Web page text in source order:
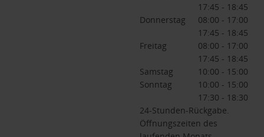
17:45 - 18:45
Donnerstag
08:00 - 17:00
17:45 - 18:45
Freitag
08:00 - 17:00
17:45 - 18:45
Samstag
10:00 - 15:00
Sonntag
10:00 - 15:00
17:30 - 18:30
24-Stunden-Rückgabe.
Öffnungszeiten des